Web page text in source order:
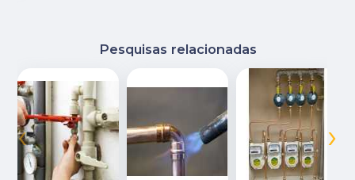
Pesquisas relacionadas
‹ ›